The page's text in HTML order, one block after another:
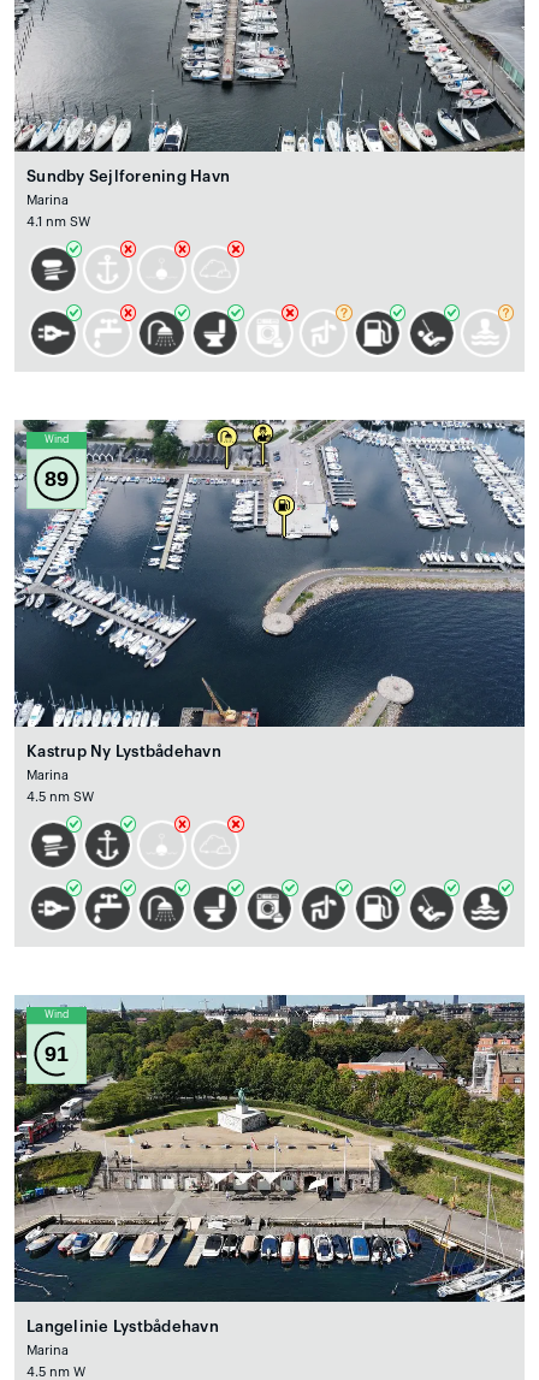
Sundby Sejlforening Havn
Marina
4.1 nm SW
Wind
89
Kastrup Ny Lystbådehavn
Marina
4.5 nm SW
Wind
91
Langelinie Lystbådehavn
Marina
4.5 nm W